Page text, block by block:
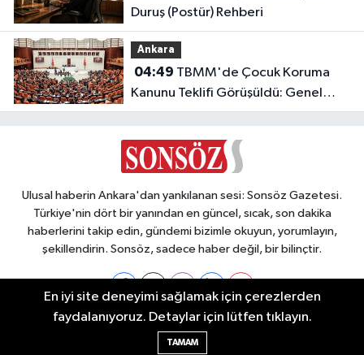
Duruş (Postür) Rehberi
Ankara
04:49
Kanunu Teklifi Görüşüldü: Genel
Kurul Tamamlandı!
Ulusal haberin Ankara'dan yankılanan sesi: Sonsöz Gazetesi.
Türkiye'nin dört bir yanından en güncel, sıcak, son dakika
haberlerini takip edin, gündemi bizimle okuyun, yorumlayın,
şekillendirin. Sonsöz, sadece haber değil, bir bilinçtir.
Ankara Nöbetçi Eczaneler
En iyi site deneyimi sağlamak için çerezlerden
faydalanıyoruz. Detaylar için lütfen tıklayın.
TAMAM